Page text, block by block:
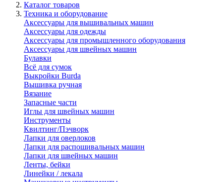
Каталог товаров
Техника и оборудование
Аксессуары для вышивальных машин
Аксессуары для одежды
Аксессуары для промышленного оборудования
Аксессуары для швейных машин
Булавки
Всё для сумок
Выкройки Burda
Вышивка ручная
Вязание
Запасные части
Иглы для швейных машин
Инструменты
Квилтинг/Пэчворк
Лапки для оверлоков
Лапки для распошивальных машин
Лапки для швейных машин
Ленты, бейки
Линейки / лекала